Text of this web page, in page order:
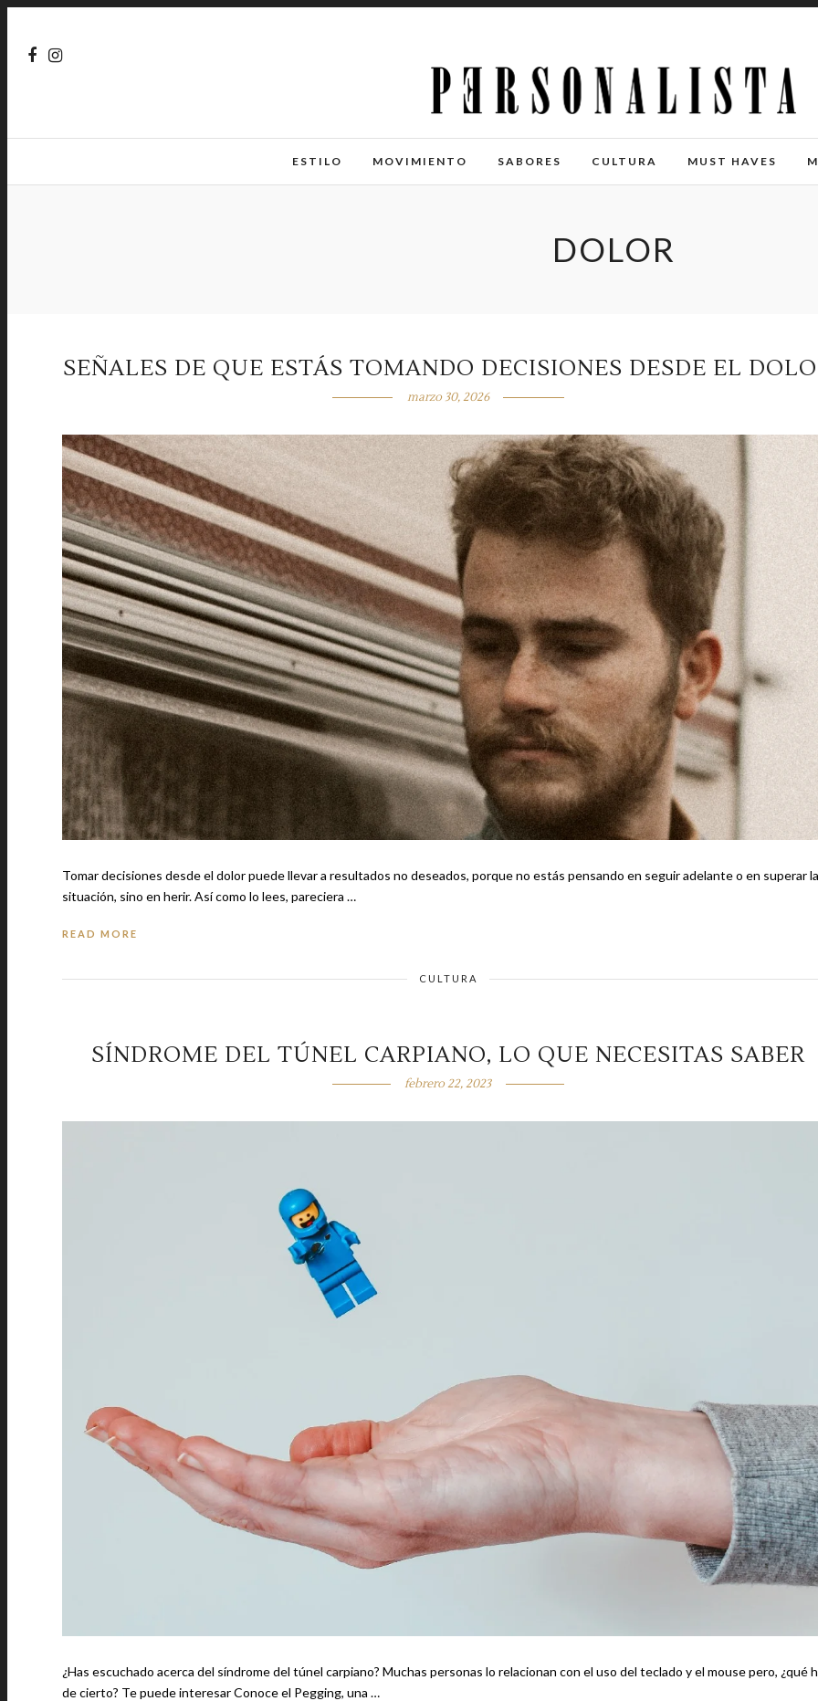
ESTILO MOVIMIENTO SABORES CULTURA MUST HAVES
DOLOR
SEÑALES DE QUE ESTÁS TOMANDO DECISIONES DESDE EL
marzo 30, 2026
Tomar decisiones desde el dolor puede llevar a resultados no deseados, porque no estás pensando en seguir adelante o en superar la
situación, sino en herir. Así como lo lees, pareciera …
READ MORE
CULTURA
SÍNDROME DEL TÚNEL CARPIANO, LO QUE NECESITAS SABER
febrero 22, 2023
¿Has escuchado acerca del síndrome del túnel carpiano? Muchas personas lo relacionan con el uso del teclado y el mouse pero, ¿qué
de cierto? Te puede interesar Conoce el Pegging, una …